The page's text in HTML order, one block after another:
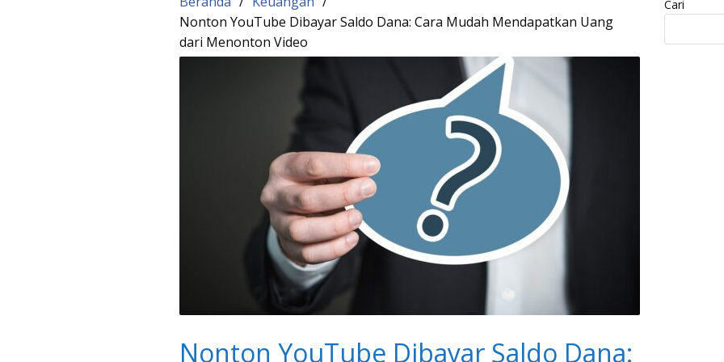
Nonton YouTube Dibayar Saldo Dana: Cara Mudah Mendapatkan Uang
dari Menonton Video
Nonton YouTube Dibayar Saldo Dana:
Cari